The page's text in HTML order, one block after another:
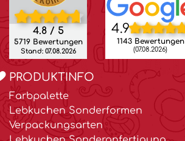
4.8 / 5
5719 Bewertungen
Stand: 07.08.2026
4.9
1143 Bewertungen
(07.08.2026)
PRODUKTINFO
Farbpalette
Lebkuchen Sonderformen
Verpackungsarten